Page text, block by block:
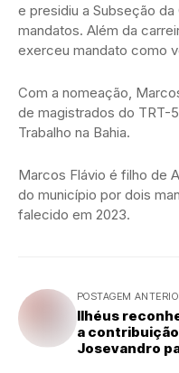
e presidiu a Subseção
mandatos. Além da
exerceu mandato como
Com a nomeação,
de magistrados do TRT-
Trabalho na Bahia.
Marcos Flávio é filho de
do município por dois
falecido em 2023.
POSTAGEM
Ilhéus
a
Josevandro